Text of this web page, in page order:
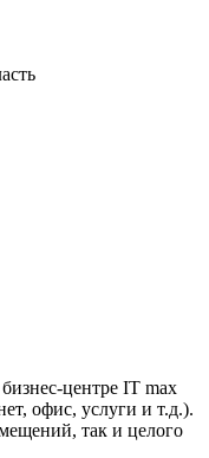
центре IT max
офис, услуги и т.д.).
так и целого